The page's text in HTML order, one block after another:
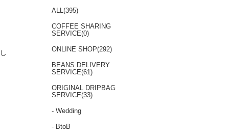
ALL(395)
COFFEE SHARING
SERVICE(0)
ONLINE SHOP(292)
BEANS DELIVERY
SERVICE(61)
ORIGINAL DRIPBAG
SERVICE(33)
- Wedding
- BtoB